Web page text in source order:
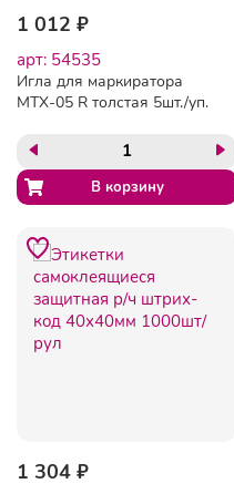
1 012 ₽
арт: 54535
Игла для маркиратора
MTX-05 R толстая 5шт./уп.
1 304 ₽